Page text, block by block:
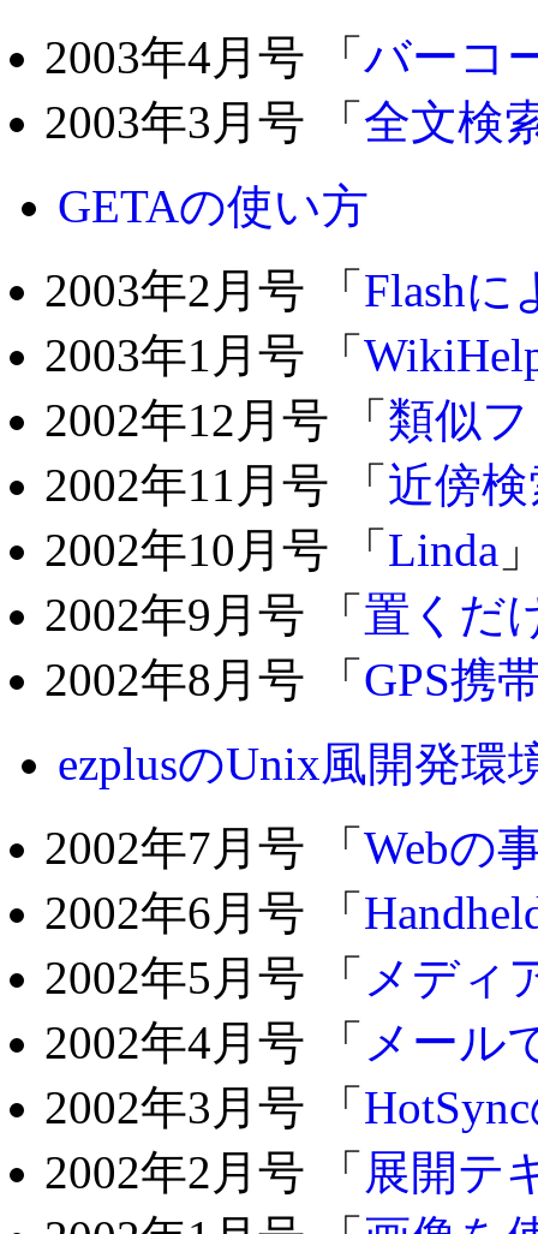
2003年4月号 「 バーコ
2003年3月号 「 全文検
GETAの使い方
2003年2月号 「 Flashに
2003年1月号 「
2002年12月号 「 類似
2002年11月号 「 近傍
2002年10月号 「 Linda
2002年9月号 「 置くだ
2002年8月号 「 GPS携
ezplusのUnix風開発環
2002年7月号 「 Webの
2002年6月号 「
2002年5月号 「 メディ
2002年4月号 「 メール
2002年3月号 「
2002年2月号 「 展開テ